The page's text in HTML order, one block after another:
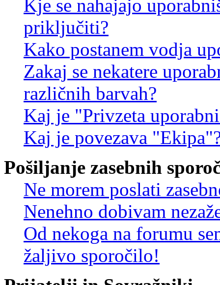
Kje se nahajajo
priključiti?
Kako postanem vodja
Zakaj se nekatere
različnih barvah?
Kaj je "Privzeta
Kaj je povezava
Pošiljanje zasebnih
Ne morem poslati
Nenehno dobivam
Od nekoga na forumu
žaljivo sporočilo!